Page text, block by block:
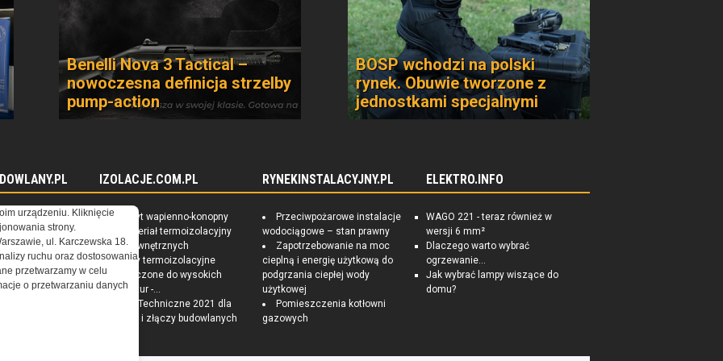
Benelli Nova 3 Tactical –
nowoczesna definicja strzelby
pump-action
BOSP wchodzi na polski
rynek. Obuwie tworzone z
jednostkami specjalnymi
przy
- czym jest
na
i zdrowy dom
IZOLACJE.COM.PL
Kompozyt wapienno-konopny
jako materiał termoizolacyjny
ścian zewnętrznych
Materiały termoizolacyjne
przeznaczone do wysokich
temperatur -...
Warunki Techniczne 2021 dla
przegród i złączy budowlanych
RYNEKINSTALACYJNY.PL
Przeciwpożarowe instalacje
wodociągowe – stan prawny
Zapotrzebowanie na moc
cieplną i energię użytkową do
podgrzania ciepłej wody
użytkowej
Pomieszczenia kotłowni
gazowych
ELEKTRO.INFO
WAGO 221 - teraz również w
wersji 6 mm²
Dlaczego warto wybrać
ogrzewanie...
Jak wybrać lampy wiszące do
domu?
urządzeniu. Kliknięcie
strony.
ul. Karczewska 18.
ruchu oraz dostosowania
przetwarzamy w celu
o przetwarzaniu danych